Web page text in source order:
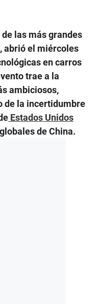
de las más grandes
abrió el miércoles
en carros
trae a la
ambiciosos,
de la incertidumbre
Estados Unidos
de China.